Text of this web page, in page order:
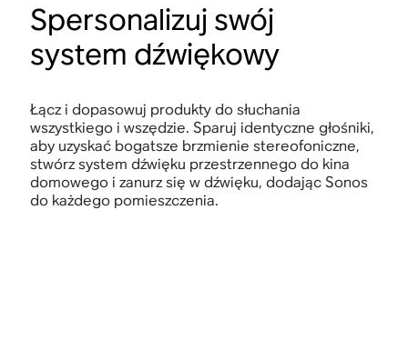
Spersonalizuj swój
system dźwiękowy
Łącz i dopasowuj produkty do słuchania
wszystkiego i wszędzie. Sparuj identyczne głośniki,
aby uzyskać bogatsze brzmienie stereofoniczne,
stwórz system dźwięku przestrzennego do kina
domowego i zanurz się w dźwięku, dodając Sonos
do każdego pomieszczenia.